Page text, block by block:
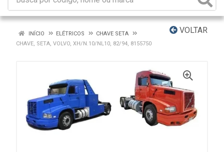
VOLTAR
INÍCIO ELÉTRICOS
CHAVE SETA
CHAVE, SETA, VOLVO, XH/N.10/NL10, 82/94, 8155750